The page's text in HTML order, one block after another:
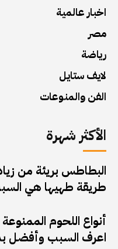
اخبار عالمية
مصر
رياضة
لايف ستايل
الفن والمنوعات
الأكثر شهرة
البطاطس بريئة من
طريقة طهيها هي
أنواع اللحوم الممنوعة
اعرف السبب وأفضل